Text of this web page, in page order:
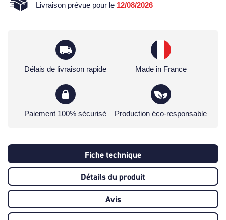
Livraison prévue pour le 12/08/2026
Délais de livraison rapide Made in France
Paiement 100% sécurisé Production éco-responsable
Fiche technique
Détails du produit
Avis